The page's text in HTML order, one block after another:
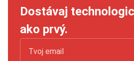
Dostávaj
ako prvý.